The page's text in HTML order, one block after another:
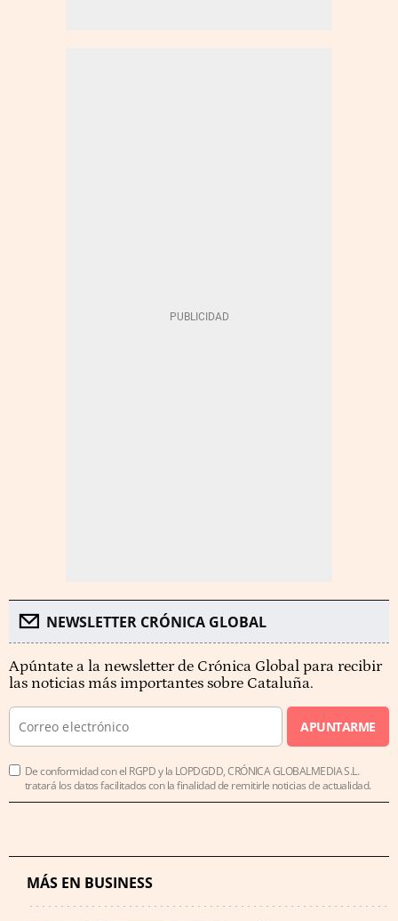
NEWSLETTER CRÓNICA GLOBAL
Apúntate a la newsletter de Crónica Global para recibir
las noticias más importantes sobre Cataluña.
APUNTARME
De conformidad con el RGPD y la LOPDGDD, CRÓNICA GLOBALMEDIA S.L.
tratará los datos facilitados con la finalidad de remitirle noticias de actualidad.
MÁS EN BUSINESS